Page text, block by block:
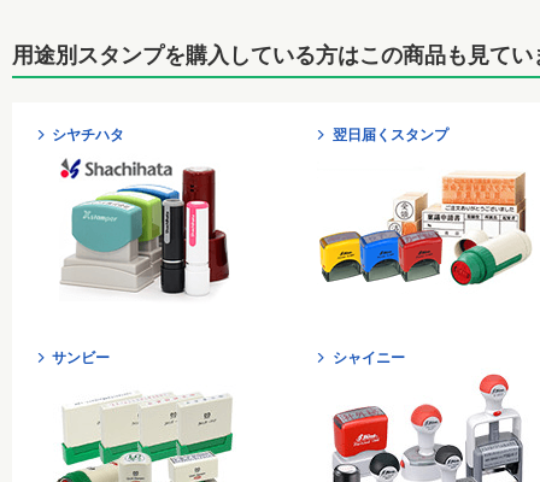
用途別スタンプを購入している方はこの商品も見てい
シヤチハタ 翌日届くスタンプ
サンビー シャイニー